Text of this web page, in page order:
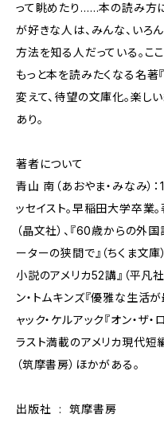
って眺めたり……本の読み方
が好きな人は、みんな、いろ
方法を知る人だっている。こ
もっと本を読みたくなる名著
変えて、待望の文庫化。楽し
あり。
著者について
青山 南（あおやま・みなみ）
ッセイスト。早稲田大学卒業
（晶文社）、『60歳からの外
ーターの狭間で』（ちくま文庫
小説のアメリカ52講』（平凡
ン・トムキンズ『優雅な生活
ャック・ケルアック『オン・ザ
ラスト満載のアメリカ現代短
（筑摩書房）ほかがある。
出版社 ‏ : ‎ 筑摩書房